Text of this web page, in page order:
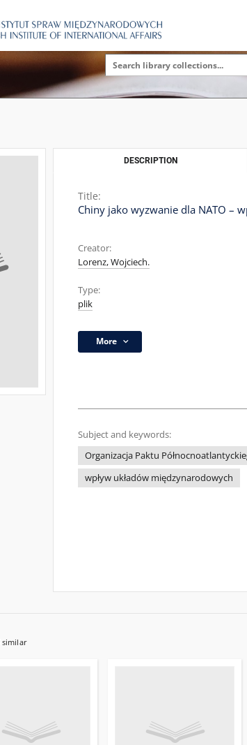
DESCRIPTION
Title:
Chiny jako wyzwanie dla NATO –
Creator:
Lorenz, Wojciech.
Type:
plik
More
Subject and keywords:
Organizacja Paktu
wpływ układów międzynarodowych
similar